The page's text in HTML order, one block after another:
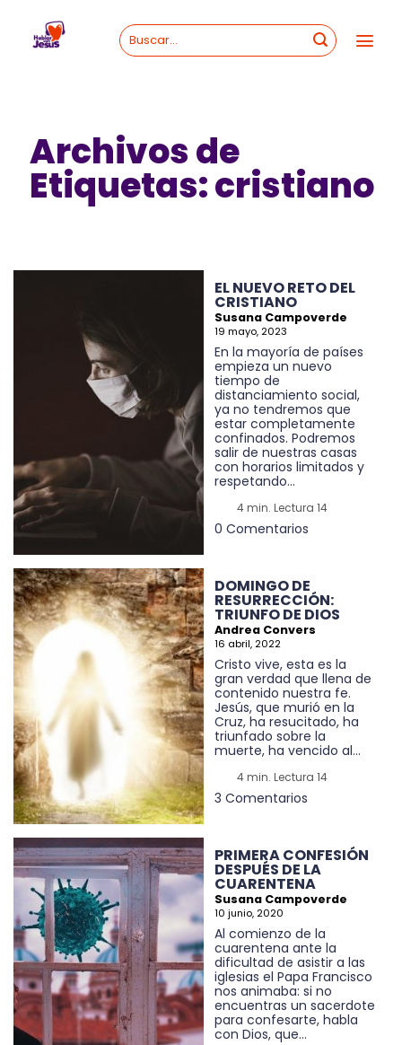
content
Archivos de
Etiquetas:cristiano
EL NUEVO RETO DEL
CRISTIANO
Susana Campoverde
19 mayo, 2023
En la mayoría de países
empieza un nuevo
tiempo de
distanciamiento social,
ya no tendremos que
estar completamente
confinados. Podremos
salir de nuestras casas
con horarios limitados y
respetando...
4 min. Lectura 14
0 Comentarios
DOMINGO DE
RESURRECCIÓN:
TRIUNFO DE DIOS
Andrea Convers
16 abril, 2022
Cristo vive, esta es la
gran verdad que llena de
contenido nuestra fe.
Jesús, que murió en la
Cruz, ha resucitado, ha
triunfado sobre la
muerte, ha vencido al...
4 min. Lectura 14
3 Comentarios
PRIMERA CONFESIÓN
DESPUÉS DE LA
CUARENTENA
Susana Campoverde
10 junio, 2020
Al comienzo de la
cuarentena ante la
dificultad de asistir a las
iglesias el Papa Francisco
nos animaba: si no
encuentras un sacerdote
para confesarte, habla
con Dios, que...